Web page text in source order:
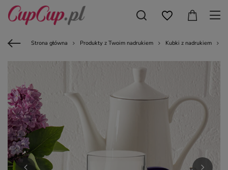
Strona główna Produkty z Twoim nadrukiem Kubki z nadrukiem